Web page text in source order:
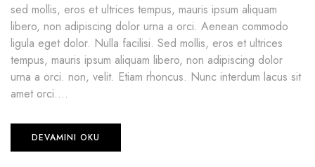
sed mollis, eros et ultrices tempus, mauris ipsum aliquam
libero, non adipiscing dolor urna a orci. Aenean commodo
ligula eget dolor. Nulla facilisi. Sed mollis, eros et ultrices
tempus, mauris ipsum aliquam libero, non adipiscing dolor
urna a orci. non, velit. Etiam rhoncus. Nunc interdum lacus sit
amet orci....
DEVAMINI OKU